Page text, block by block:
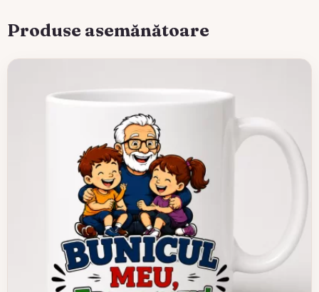
Produse asemănătoare